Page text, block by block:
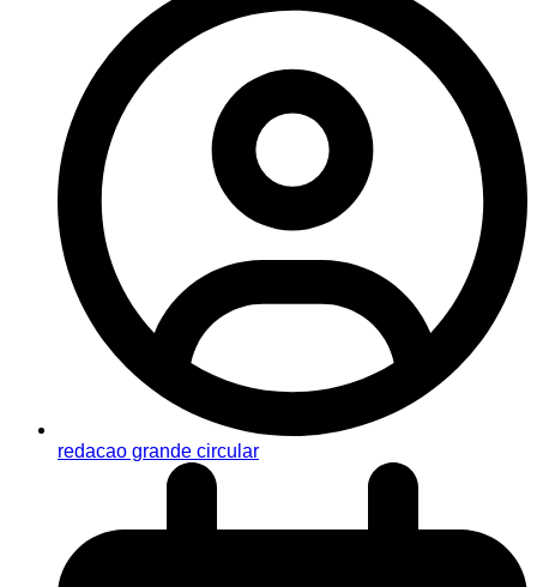
redacao grande circular